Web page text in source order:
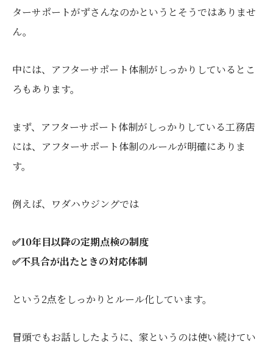
ターサポートがずさんなのかというとそうではありませ
ん。
中には、アフターサポート体制がしっかりしているとこ
ろもあります。
まず、アフターサポート体制がしっかりしている工務店
には、アフターサポート体制のルールが明確にありま
す。
例えば、ワダハウジングでは
✅10年目以降の定期点検の制度
✅不具合が出たときの対応体制
という2点をしっかりとルール化しています。
冒頭でもお話ししたように、家というのは使い続けてい